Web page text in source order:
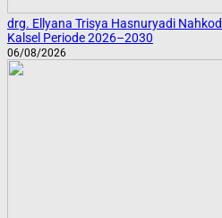
drg. Ellyana Trisya Hasnuryadi
Kalsel Periode 2026–2030
06/08/2026